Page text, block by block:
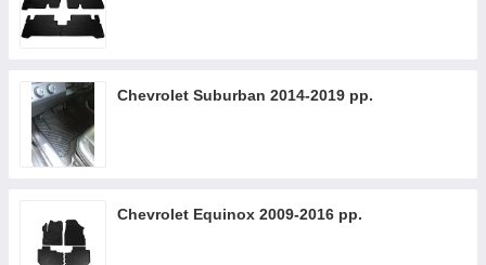
Chevrolet Suburban 2014-2019 рр.
Chevrolet Equinox 2009-2016 рр.